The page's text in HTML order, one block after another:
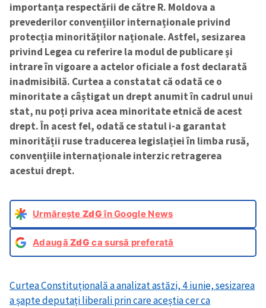
importanța respectării de către R. Moldova a
prevederilor convențiilor internaționale privind
protecția minorităților naționale. Astfel, sesizarea
privind Legea cu referire la modul de publicare și
intrare în vigoare a actelor oficiale a fost declarată
inadmisibilă. Curtea a constatat că odată ce o
minoritate a câștigat un drept anumit în cadrul unui
stat, nu poți priva acea minoritate etnică de acest
drept. În acest fel, odată ce statul i-a garantat
minorității ruse traducerea legislației în limba rusă,
convențiile internaționale interzic retragerea
acestui drept.
Urmărește ZdGîn Google News
AdaugăZdG ca sursă preferată
Curtea Constituțională a analizat astăzi, 4 iunie, sesizarea
a șapte deputați liberali prin care aceștia cer ca